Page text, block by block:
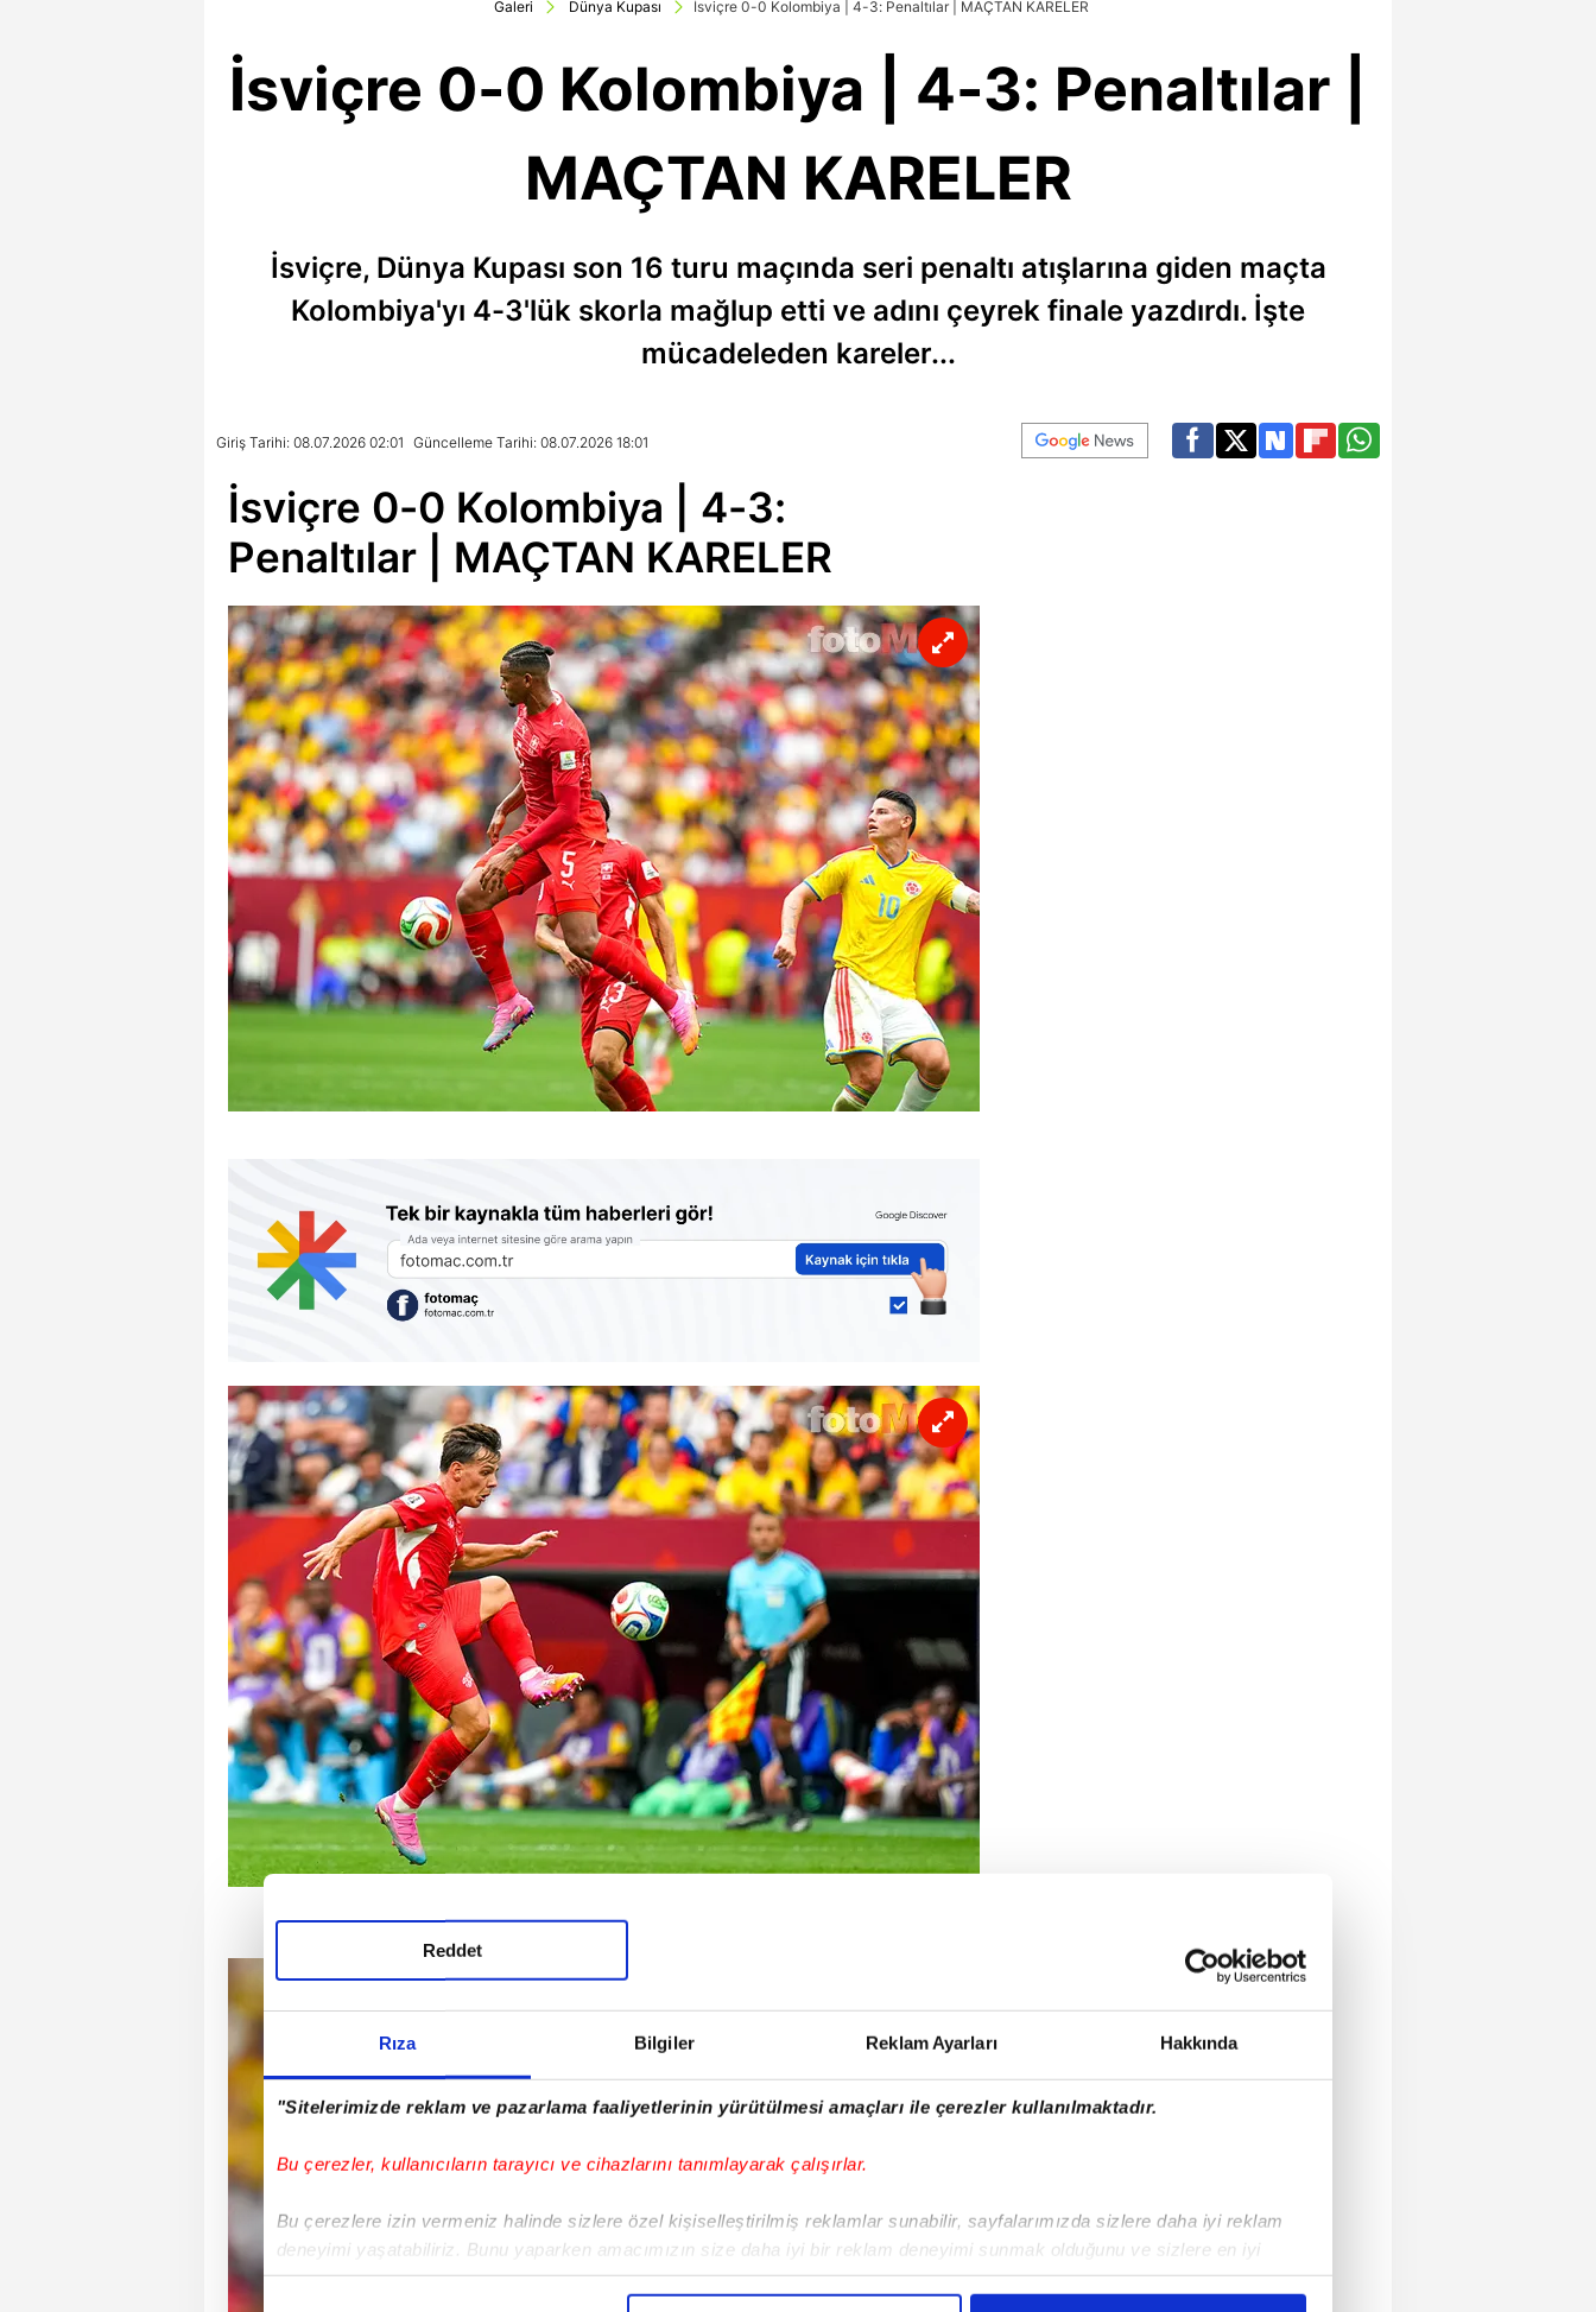
Rıza Bilgiler Reklam Ayarları Hakkında
"Sitelerimizde reklam ve pazarlama faaliyetlerinin yürütülmesi amaçları ile çerezler kullanılmaktadır.
Bu çerezler, kullanıcıların tarayıcı ve cihazlarını tanımlayarak çalışırlar.
Bu çerezlere izin vermeniz halinde sizlere özel kişiselleştirilmiş reklamlar sunabilir, sayfalarımızda sizlere daha iyi reklam
deneyimi yaşatabiliriz. Bunu yaparken amacımızın size daha iyi bir reklam deneyimi sunmak olduğunu ve sizlere en iyi
içerikleri sunabilmek adına elimizden gelen çabayı gösterdiğimizi ve bu noktada, reklamların maliyetlerimizi karşılamak
Reddet
Galeri Dünya Kupası İsviçre 0-0 Kolombiya | 4-3: Penaltılar | MAÇTAN KARELER
İsviçre 0-0 Kolombiya | 4-3: Penaltılar |
MAÇTAN KARELER
İsviçre, Dünya Kupası son 16 turu maçında seri penaltı atışlarına giden maçta
Kolombiya'yı 4-3'lük skorla mağlup etti ve adını çeyrek finale yazdırdı. İşte
mücadeleden kareler...
Giriş Tarihi: 08.07.2026 02:01 Güncelleme Tarihi: 08.07.2026 18:01
İsviçre 0-0 Kolombiya | 4-3:
Penaltılar | MAÇTAN KARELER